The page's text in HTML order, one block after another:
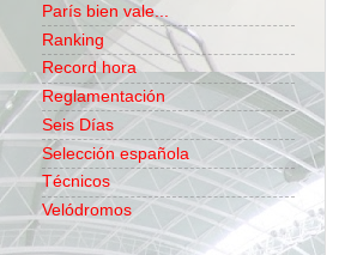
París bien vale...
Ranking
Record hora
Reglamentación
Seis Días
Selección española
Técnicos
Velódromos